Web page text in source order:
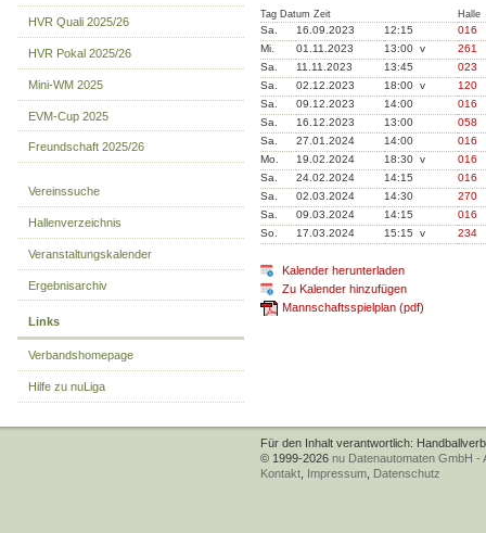
HVR Quali 2025/26
HVR Pokal 2025/26
Mini-WM 2025
EVM-Cup 2025
Freundschaft 2025/26
Vereinssuche
Hallenverzeichnis
Veranstaltungskalender
Ergebnisarchiv
Links
Verbandshomepage
Hilfe zu nuLiga
Tag Datum Zeit Halle
Sa. 16.09.2023 12:15
016
Mi.
01.11.2023 13:00 v
261
Sa.
11.11.2023 13:45
023
Sa.
02.12.2023 18:00 v
120
Sa.
09.12.2023 14:00
016
Sa.
16.12.2023 13:00
058
Sa.
27.01.2024 14:00
016
Mo.
19.02.2024 18:30 v
016
Sa.
24.02.2024 14:15
016
Sa.
02.03.2024 14:30
270
Sa.
09.03.2024 14:15
016
So.
17.03.2024 15:15 v 234
Kalender herunterladen
Zu Kalender hinzufügen
Mannschaftsspielplan (pdf)
Für den Inhalt verantwortlich:
© 1999-2026 nu Datenautomaten GmbH -
Kontakt Impressum Datenschutz